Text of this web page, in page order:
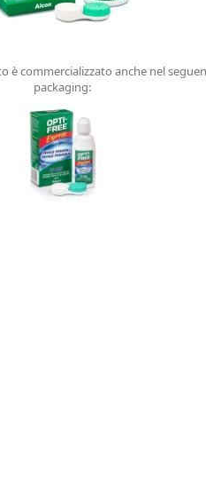
è commercializzato anche nel
packaging: